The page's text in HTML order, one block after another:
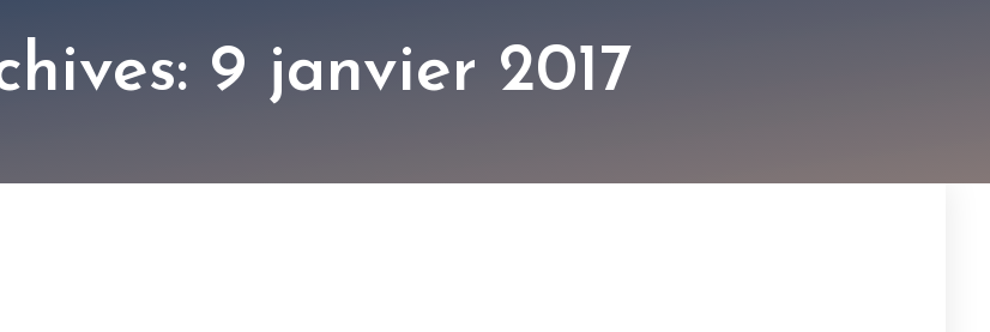
9 janvier 2017